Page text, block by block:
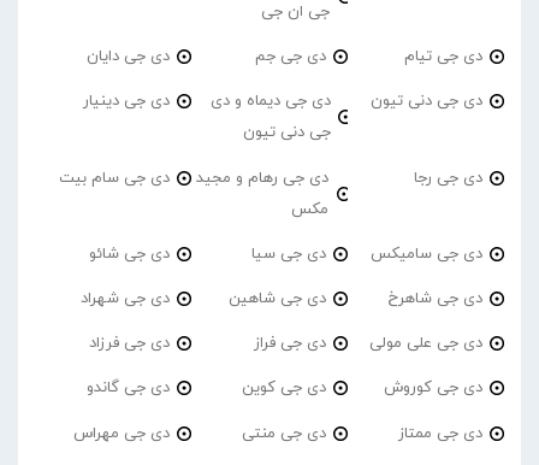
جی ان جی
دی جی تیام دی جی جم دی جی دایان
دی جی دنی تیون
دی جی دیماه و دی
جی دنی تیون
دی جی دینیار
دی جی رجا
دی جی رهام و مجید
مکس
دی جی سام بیت
دی جی سامیکس دی جی سیا دی جی شائو
دی جی شاهرخ دی جی شاهین دی جی شهراد
دی جی علی مولی دی جی فراز دی جی فرزاد
دی جی کوروش دی جی کوین دی جی گاندو
دی جی ممتاز دی جی منتی دی جی مهراس